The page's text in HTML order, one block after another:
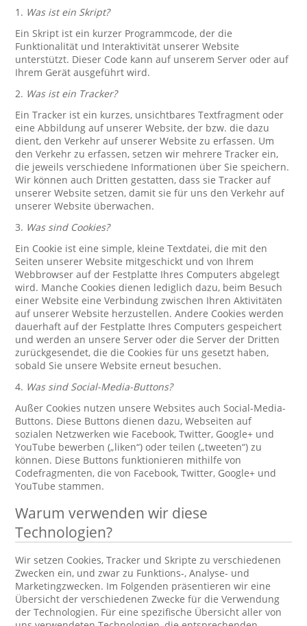
1. Was ist ein Skript?
Ein Skript ist ein kurzer Programmcode, der die
Funktionalität und Interaktivität unserer Website
unterstützt. Dieser Code kann auf unserem Server oder auf
Ihrem Gerät ausgeführt wird.
2. Was ist ein Tracker?
Ein Tracker ist ein kurzes, unsichtbares Textfragment oder
eine Abbildung auf unserer Website, der bzw. die dazu
dient, den Verkehr auf unserer Website zu erfassen. Um
den Verkehr zu erfassen, setzen wir mehrere Tracker ein,
die jeweils verschiedene Informationen über Sie speichern.
Wir können auch Dritten gestatten, dass sie Tracker auf
unserer Website setzen, damit sie für uns den Verkehr auf
unserer Website überwachen.
3. Was sind Cookies?
Ein Cookie ist eine simple, kleine Textdatei, die mit den
Seiten unserer Website mitgeschickt und von Ihrem
Webbrowser auf der Festplatte Ihres Computers abgelegt
wird. Manche Cookies dienen lediglich dazu, beim Besuch
einer Website eine Verbindung zwischen Ihren Aktivitäten
auf unserer Website herzustellen. Andere Cookies werden
dauerhaft auf der Festplatte Ihres Computers gespeichert
und werden an unsere Server oder die Server der Dritten
zurückgesendet, die die Cookies für uns gesetzt haben,
sobald Sie unsere Website erneut besuchen.
4. Was sind Social-Media-Buttons?
Außer Cookies nutzen unsere Websites auch Social-Media-
Buttons. Diese Buttons dienen dazu, Webseiten auf
sozialen Netzwerken wie Facebook, Twitter, Google+ und
YouTube bewerben („liken“) oder teilen („tweeten“) zu
können. Diese Buttons funktionieren mithilfe von
Codefragmenten, die von Facebook, Twitter, Google+ und
YouTube stammen.
Warum verwenden wir diese
Technologien?
Wir setzen Cookies, Tracker und Skripte zu verschiedenen
Zwecken ein, und zwar zu Funktions-, Analyse- und
Marketingzwecken. Im Folgenden präsentieren wir eine
Übersicht der verschiedenen Zwecke für die Verwendung
der Technologien. Für eine spezifische Übersicht aller von